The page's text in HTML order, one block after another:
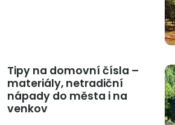
Tipy na domovní čísla –
materiály, netradiční
nápady do města i na
venkov